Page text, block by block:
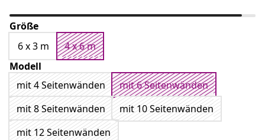
Größe
6 x 3 m
4 x 6 m
Modell
mit 4 Seitenwänden
mit 6 Seitenwänden
mit 8 Seitenwänden
mit 10 Seitenwänden
mit 12 Seitenwänden